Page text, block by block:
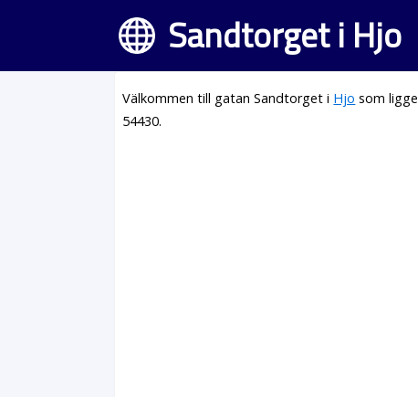
Sandtorget i Hjo
Välkommen till gatan Sandtorget i Hjo som
54430.